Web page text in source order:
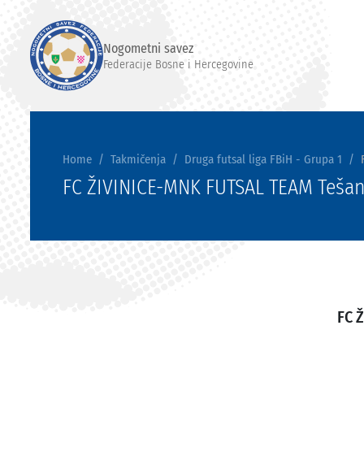
Nogometni savez
Federacije Bosne i Hercegovine
Home Takmičenja Druga futsal liga FBiH - Grupa 1
FC ŽIVINICE-MNK FUTSAL TEAM
FC